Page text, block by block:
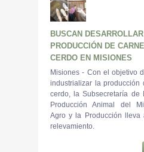
BUSCAN
PRODUCCIÓN DE
CERDO EN MISIONES
Misiones - Con el objetivo
industrializar la producción
cerdo, la Subsecretaría de
Producción Animal del
Agro y la Producción lleva
relevamiento.